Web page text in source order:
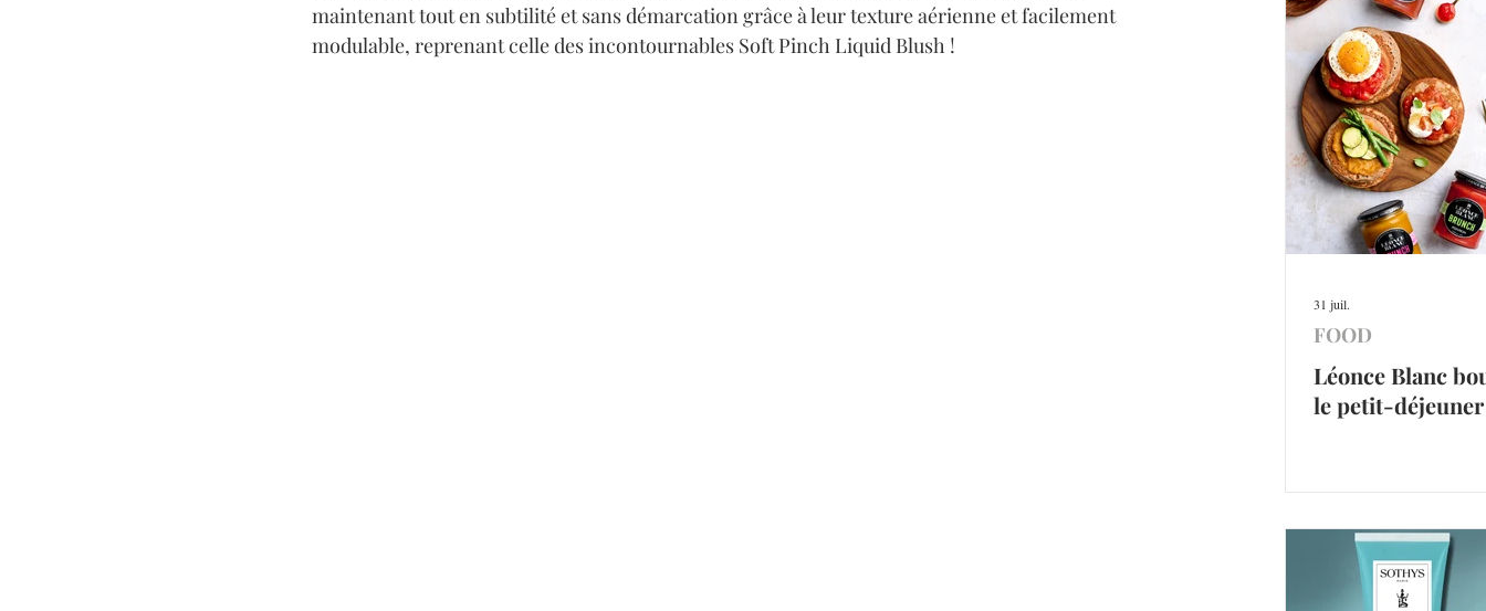
maintenant tout en subtilité et sans démarcation grâce à leur texture aérienne et facilement
modulable, reprenant celle des incontournables Soft Pinch Liquid Blush !
Léonce Blanc
le petit-déjeuner
FOOD
31 juil.